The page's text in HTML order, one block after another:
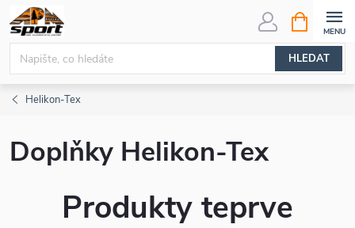
Přejít
na
obsah
HLEDAT
NÁKUPNÍ
KOŠÍK
Helikon-Tex
Doplňky Helikon-Tex
Produkty teprve